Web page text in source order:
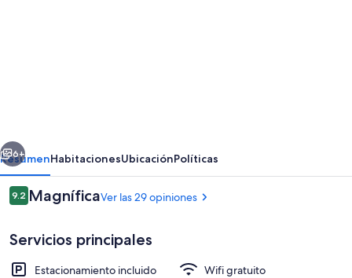
Siguiente
6+
ResumenHabitacionesUbicaciónPolíticas
Opiniones
9.29.2 de 10,
MagníficaVer las 29 opiniones
Servicios principales
Estacionamiento incluido
Wifi gratuito